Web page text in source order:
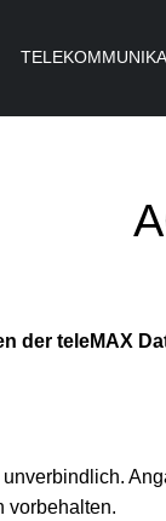
der teleMAX
vorbehalten.